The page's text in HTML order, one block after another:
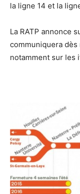
la ligne 14 et la
La RATP annonce
communiquera
notamment sur les